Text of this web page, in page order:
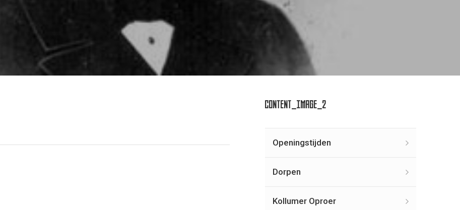
CONTENT_IMAGE_2
Openingstijden
Dorpen
Kollumer Oproer